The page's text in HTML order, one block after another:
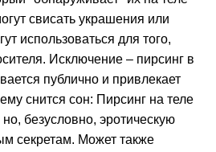
свисать украшения или
использоваться для того,
Исключение – пирсинг в
публично и привлекает
снится сон: Пирсинг на теле
безусловно, эротическую
секретам. Может также